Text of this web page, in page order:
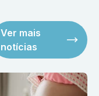
Ver mais
notícias